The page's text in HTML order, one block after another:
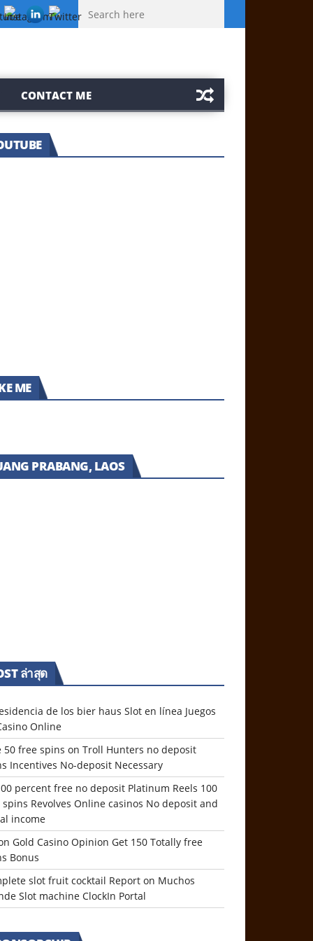
ฟรีสปินคาสิโนคืออะไรและวิธีรับเพื่อเพิ่มโอกาสชนะเกมสล็อต
CONTACT ME
! ผู้ตุรกี ผับบาร์ไหนดี รีวิวนี้มีคำตอบ |
Bar Guide in Istanbul, Turkey
บ้านปอย! ล้วงความลับผิวดีในฝันแบบ
ME
PRABANG, LAOS
ล่าสุด
de los bier haus Slot en línea Juegos
Online
50 free spins on Troll Hunters no deposit
Incentives No-deposit Necessary
percent free no deposit Platinum Reels 100
Revolves Online casinos No deposit and
income
Gold Casino Opinion Get 150 Totally free
Bonus
slot fruit cocktail Report on Muchos
Slot machine ClockIn Portal